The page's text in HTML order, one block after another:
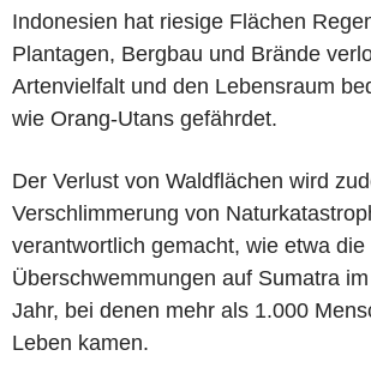
Indonesien hat riesige Flächen
Plantagen, Bergbau und Brände
Artenvielfalt und den Lebensraum
wie Orang-Utans gefährdet.
Der Verlust von Waldflächen wird
Verschlimmerung von
verantwortlich gemacht, wie etwa die
Überschwemmungen auf Sumatra
Jahr, bei denen mehr als 1.000
Leben kamen.